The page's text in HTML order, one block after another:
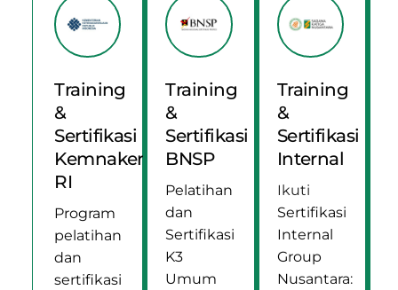
Training
&
Sertifikasi
Kemnaker
RI
Program
pelatihan
dan
sertifikasi
Training
&
Sertifikasi
BNSP
Pelatihan
dan
Sertifikasi
K3
Umum
Training
&
Sertifikasi
Internal
Ikuti
Sertifikasi
Internal
Group
Nusantara: